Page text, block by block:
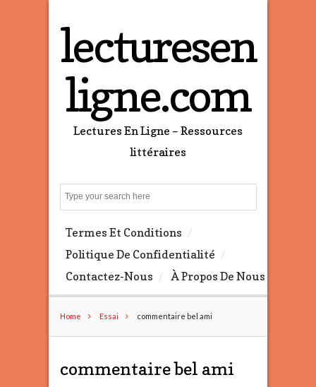
lecturesen
ligne.com
Lectures En Ligne – Ressources
littéraires
e
Termes Et Conditions
Politique De Confidentialité
Contactez-Nous
À Propos De Nous
Home Essai commentaire bel ami
commentaire bel ami